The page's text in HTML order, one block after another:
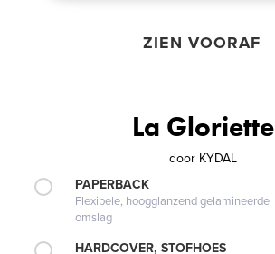
ZIEN VOORAF
La Gloriette
door KYDAL
PAPERBACK
Flexibele, hoogglanzend gelamineerde
omslag
HARDCOVER, STOFHOES